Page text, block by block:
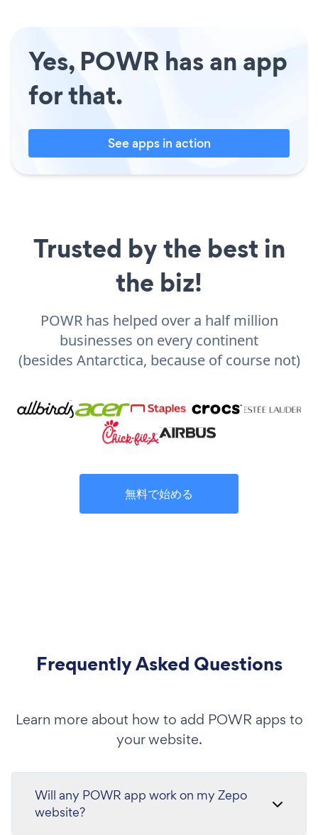
Yes, POWR has an app
for that.
See apps in action
Trusted by the best in
the biz!
POWR has helped over a half million
businesses on every continent
(besides Antarctica, because of course not)
無料で始める
Frequently Asked Questions
Learn more about how to add POWR apps to
your website.
Will any POWR app work on my Zepo
website?